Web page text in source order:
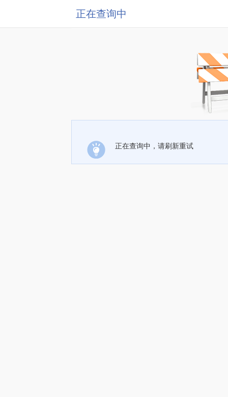
正在查询中
正在查询中，请刷新重试